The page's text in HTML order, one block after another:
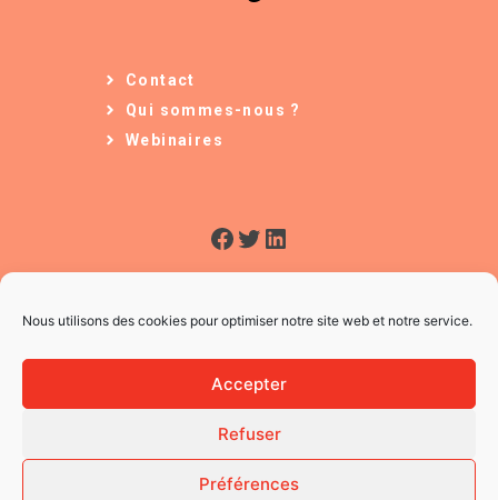
Nous utilisons des cookies pour optimiser notre site web et notre service.
Accepter
Refuser
Préférences
Contact
Qui sommes-nous ?
Webinaires
Facebook
Twitter
LinkedIn
© 2026 L'Usine à Ges
CGV
Mentions légales